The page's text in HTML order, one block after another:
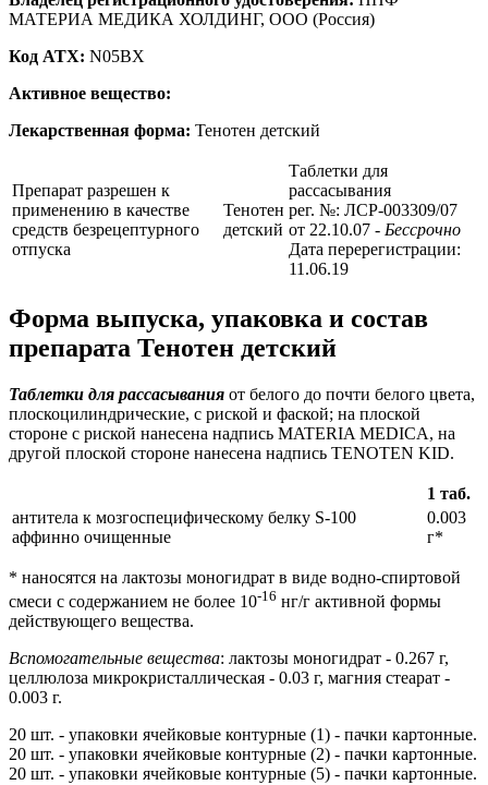
МАТЕРИА МЕДИКА ХОЛДИНГ, ООО (Россия)
Код ATX: N05BX
Активное вещество:
Лекарственная форма: Тенотен детский
Препарат разрешен к
применению в качестве
средств безрецептурного
отпуска
Тенотен
детский
Таблетки для
рассасывания
рег. №: ЛСР-003309/07
от 22.10.07 - Бессрочно
Дата перерегистрации:
11.06.19
Форма выпуска, упаковка и состав
препарата Тенотен детский
Таблетки для рассасывания от белого до почти белого цвета,
плоскоцилиндрические, с риской и фаской; на плоской
стороне с риской нанесена надпись MATERIA MEDICA, на
другой плоской стороне нанесена надпись TENOTEN KID.
1 таб.
антитела к мозгоспецифическому белку S-100
аффинно очищенные
0.003
г*
* наносятся на лактозы моногидрат в виде водно-спиртовой
смеси с содержанием не более 10-16 нг/г активной формы
действующего вещества.
Вспомогательные вещества: лактозы моногидрат - 0.267 г,
целлюлоза микрокристаллическая - 0.03 г, магния стеарат -
0.003 г.
20 шт. - упаковки ячейковые контурные (1) - пачки картонные.
20 шт. - упаковки ячейковые контурные (2) - пачки картонные.
20 шт. - упаковки ячейковые контурные (5) - пачки картонные.